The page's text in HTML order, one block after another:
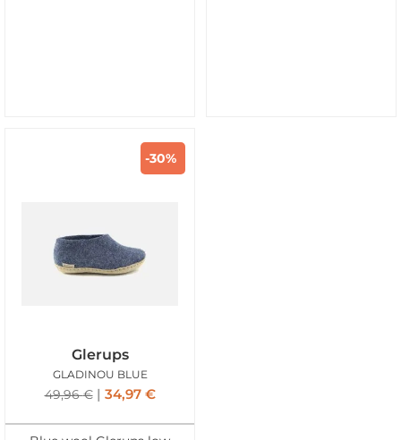
-30%
Glerups
GLADINOU BLUE
49,96€ 34,97 €